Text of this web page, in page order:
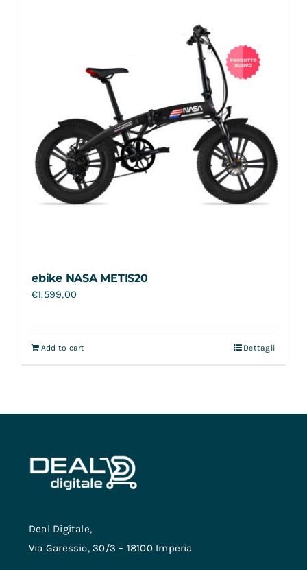
ebike NASA METIS20
€1.599,00
Add to cart Dettagli
Deal Digitale,
Via Garessio, 30/3 – 18100 Imperia